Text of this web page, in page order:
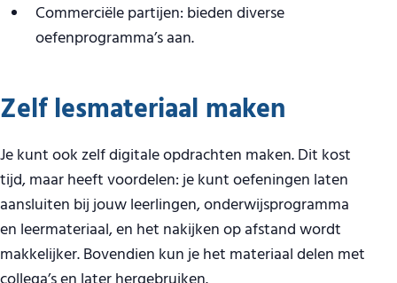
Commerciële partijen: bieden diverse
oefenprogramma’s aan.
Zelf lesmateriaal maken
Je kunt ook zelf digitale opdrachten maken. Dit kost
tijd, maar heeft voordelen: je kunt oefeningen laten
aansluiten bij jouw leerlingen, onderwijsprogramma
en leermateriaal, en het nakijken op afstand wordt
makkelijker. Bovendien kun je het materiaal delen met